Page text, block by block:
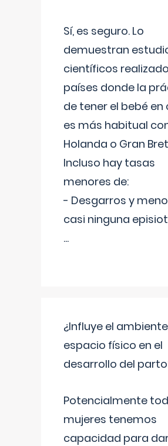
Sí, es seguro. Lo
demuestran
científicos
países donde la
de tener el bebé en
es más habitual
Holanda o Gran
Incluso hay tasas
menores de:
- Desgarros y
casi ninguna
...
¿Influye el
espacio físico en el
desarrollo del
Potencialmente
mujeres tenemos
capacidad para